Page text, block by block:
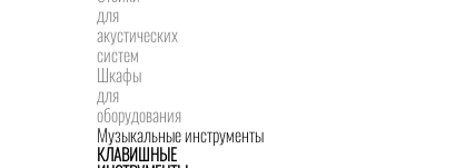
для
акустических
систем
Шкафы
для
оборудования
Музыкальные инструменты
КЛАВИШНЫЕ